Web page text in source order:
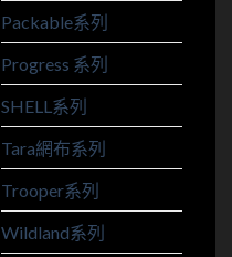
Packable系列
Progress 系列
SHELL系列
Tara網布系列
Trooper系列
Wildland系列